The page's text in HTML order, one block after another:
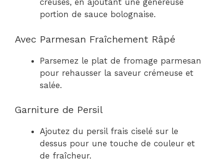
creuses, en ajoutant une généreuse
portion de sauce bolognaise.
Avec Parmesan Fraîchement Râpé
Parsemez le plat de fromage parmesan
pour rehausser la saveur crémeuse et
salée.
Garniture de Persil
Ajoutez du persil frais ciselé sur le
dessus pour une touche de couleur et
de fraîcheur.